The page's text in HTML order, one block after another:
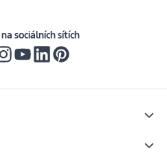
sociálních sítích